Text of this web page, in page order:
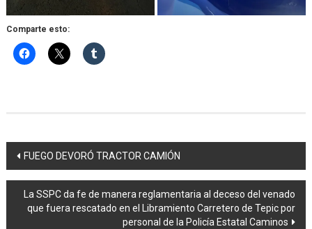
Comparte esto:
Navegación
de
entradas
FUEGO DEVORÓ TRACTOR CAMIÓN
La SSPC da fe de manera reglamentaria al deceso del venado
que fuera rescatado en el Libramiento Carretero de Tepic por
personal de la Policía Estatal Caminos